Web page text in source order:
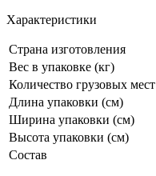
Характеристики
Страна изготовления
Вес в упаковке (кг)
Количество грузовых мест
Длина упаковки (см)
Ширина упаковки (см)
Высота упаковки (см)
Состав